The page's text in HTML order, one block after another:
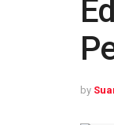
by